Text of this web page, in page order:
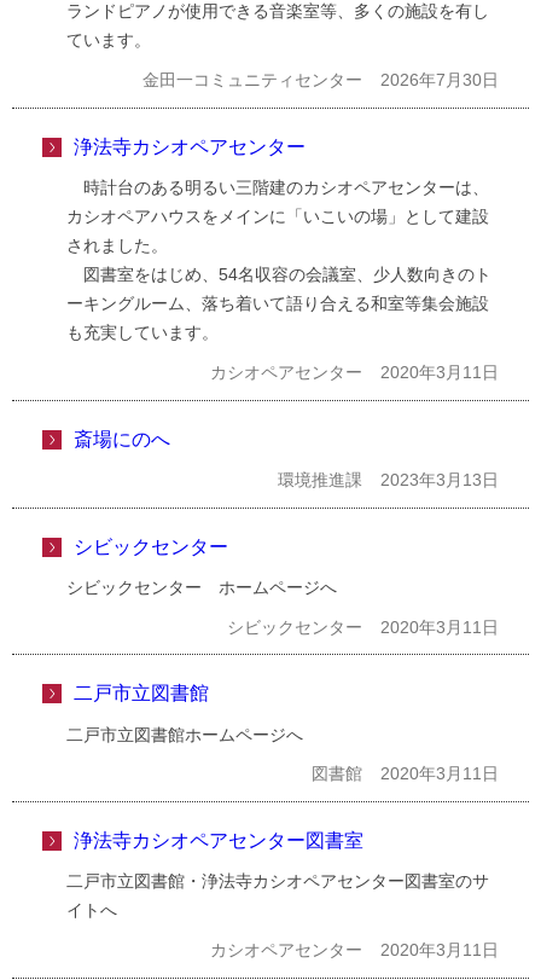
ランドピアノが使用できる音楽室等、多くの施設を有し
ています。
金田一コミュニティセンター 2026年7月30日
浄法寺カシオペアセンター
時計台のある明るい三階建のカシオペアセンターは、
カシオペアハウスをメインに「いこいの場」として建設
されました。
図書室をはじめ、54名収容の会議室、少人数向きのト
ーキングルーム、落ち着いて語り合える和室等集会施設
も充実しています。
カシオペアセンター 2020年3月11日
斎場にのへ
環境推進課 2023年3月13日
シビックセンター
シビックセンター ホームページへ
シビックセンター 2020年3月11日
二戸市立図書館
二戸市立図書館ホームページへ
図書館 2020年3月11日
浄法寺カシオペアセンター図書室
二戸市立図書館・浄法寺カシオペアセンター図書室のサ
イトへ
カシオペアセンター 2020年3月11日